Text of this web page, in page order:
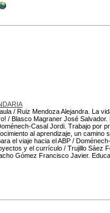
/ Ruiz Mendoza Alejandra. La
/ Blasco Magraner José Salvador.
Casal Jordi. Trabajo por
al aprendizaje, un camino
el viaje hacia el ABP /
y el currículo / Trujillo Sáez
Gómez Francisco Javier.